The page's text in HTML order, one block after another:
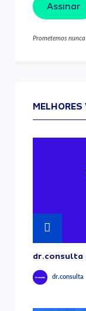
Assinar
Prometemos
dr.consulta
dr.consulta